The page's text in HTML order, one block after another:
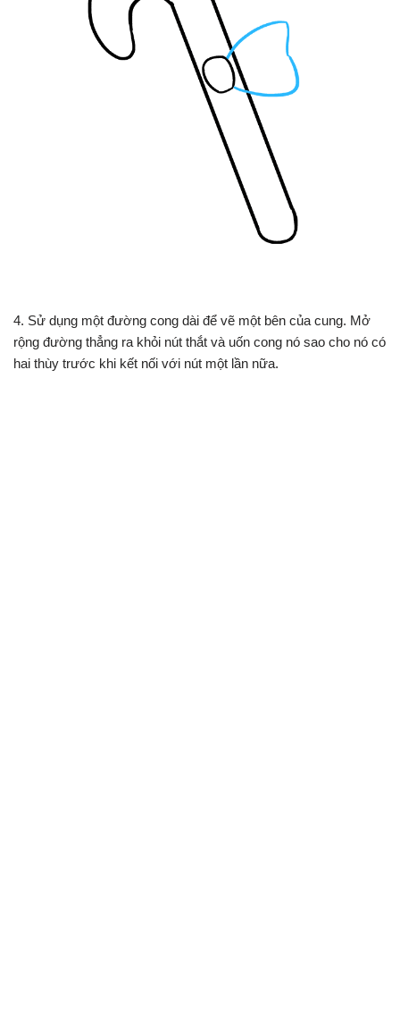
4. Sử dụng một đường cong dài để vẽ một bên của cung. Mở
rộng đường thẳng ra khỏi nút thắt và uốn cong nó sao cho nó có
hai thùy trước khi kết nối với nút một lần nữa.